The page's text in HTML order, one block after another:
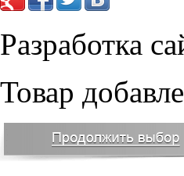
Разработка
Товар